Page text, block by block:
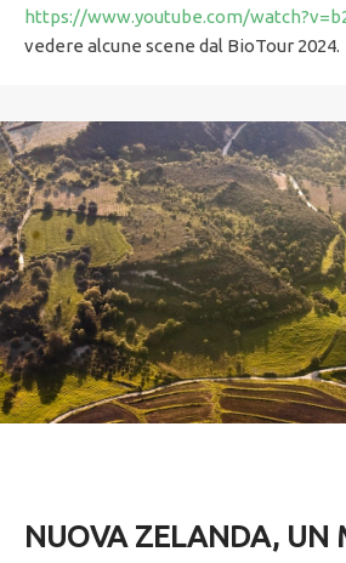
https://www.youtube.com/
vedere alcune scene dal BioTour 2024.
NUOVA ZELANDA, UN